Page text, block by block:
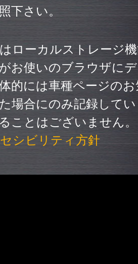
下さい。
ローカルストレージ
お使いのブラウザに
的には車種ページの
場合にのみ記録して
ことはございません。
シビリティ方針